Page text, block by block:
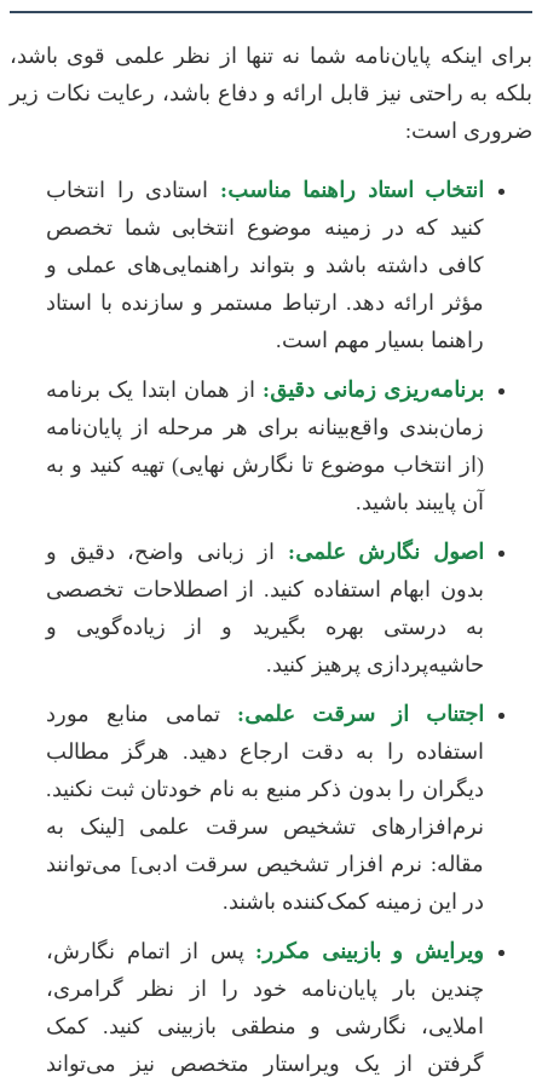
برای اینکه پایان‌نامه شما نه تنها از نظر علمی قوی باشد،
بلکه به راحتی نیز قابل ارائه و دفاع باشد، رعایت نکات زیر
ضروری است:
انتخاب استاد راهنما مناسب: استادی را انتخاب
کنید که در زمینه موضوع انتخابی شما تخصص
کافی داشته باشد و بتواند راهنمایی‌های عملی و
مؤثر ارائه دهد. ارتباط مستمر و سازنده با استاد
راهنما بسیار مهم است.
برنامه‌ریزی زمانی دقیق: از همان ابتدا یک برنامه
زمان‌بندی واقع‌بینانه برای هر مرحله از پایان‌نامه
(از انتخاب موضوع تا نگارش نهایی) تهیه کنید و به
آن پایبند باشید.
اصول نگارش علمی: از زبانی واضح، دقیق و
بدون ابهام استفاده کنید. از اصطلاحات تخصصی
به درستی بهره بگیرید و از زیاده‌گویی و
حاشیه‌پردازی پرهیز کنید.
اجتناب از سرقت علمی: تمامی منابع مورد
استفاده را به دقت ارجاع دهید. هرگز مطالب
دیگران را بدون ذکر منبع به نام خودتان ثبت نکنید.
نرم‌افزارهای تشخیص سرقت علمی [لینک به
مقاله: نرم افزار تشخیص سرقت ادبی] می‌توانند
در این زمینه کمک‌کننده باشند.
ویرایش و بازبینی مکرر: پس از اتمام نگارش،
چندین بار پایان‌نامه خود را از نظر گرامری،
املایی، نگارشی و منطقی بازبینی کنید. کمک
گرفتن از یک ویراستار متخصص نیز می‌تواند